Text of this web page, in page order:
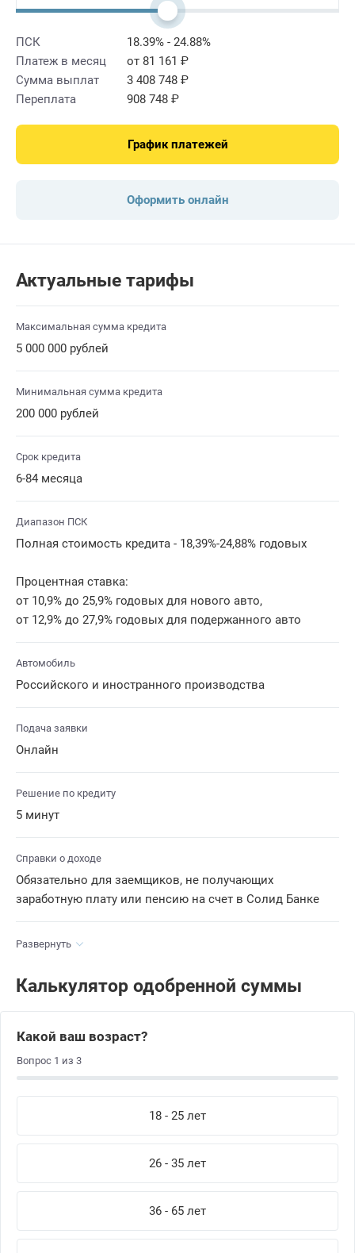
ПСК
18.39% - 24.88%
Платеж в месяц
от 81 161 ₽
Сумма выплат
3 408 748 ₽
Переплата
908 748 ₽
График платежей
Оформить онлайн
Актуальные тарифы
Максимальная сумма кредита
5 000 000 рублей
Минимальная сумма кредита
200 000 рублей
Срок кредита
6-84 месяца
Диапазон ПСК
Полная стоимость кредита - 18,39%-24,88% годовых
Процентная ставка:
от 10,9% до 25,9% годовых для нового авто,
от 12,9% до 27,9% годовых для подержанного авто
Автомобиль
Российского и иностранного производства
Подача заявки
Онлайн
Решение по кредиту
5 минут
Справки о доходе
Обязательно для заемщиков, не получающих
заработную плату или пенсию на счет в Солид Банке
Развернуть
Калькулятор одобренной суммы
Какой ваш возраст?
Вопрос 1 из 3
18 - 25 лет
26 - 35 лет
36 - 65 лет